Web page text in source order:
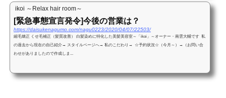
ikoi ～Relax hair room～
[緊急事態宣言発令]今後の営業は？
https://daisukenagumo.com/nagu0223/2020/04/07/22503/
縮毛矯正 くせ毛補正（髪質改善） 白髪染めに特化した美髪美容室～「ikoi」～オーナー・南雲大輔です 私
の過去から現在の自己紹介→ スタイルページへ→ 私のこだわり→ ☆予約状況☆（今月～）→（お問い合
わせがありましたので作成しま...